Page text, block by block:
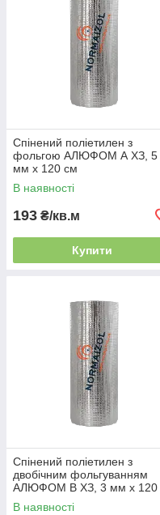
Спінений поліетилен з
фольгою АЛЮФОМ А ХЗ, 5
мм х 120 см
В наявності
193 ₴/кв.м
Купити
Спінений поліетилен з
двобічним фольгуванням
АЛЮФОМ В ХЗ, 3 мм х 120
см
В наявності